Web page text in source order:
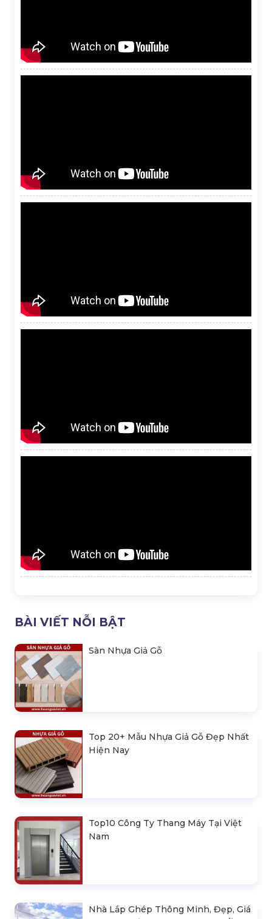
BÀI VIẾT NỖI BẬT
Sàn Nhựa Giả Gỗ
Top 20+ Mẫu Nhựa Giả Gỗ Đẹp Nhất
Hiện Nay
Top10 Công Ty Thang Máy Tại Việt
Nam
Nhà Lắp Ghép Thông Minh, Đẹp, Giá